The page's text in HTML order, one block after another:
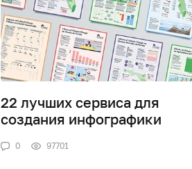
22 лучших сервиса для
создания инфографики
0 97701